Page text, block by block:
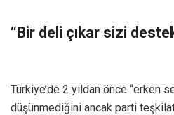
“Bir deli çıkar sizi
Türkiye’de 2 yıldan önce “erken
düşünmediğini ancak parti